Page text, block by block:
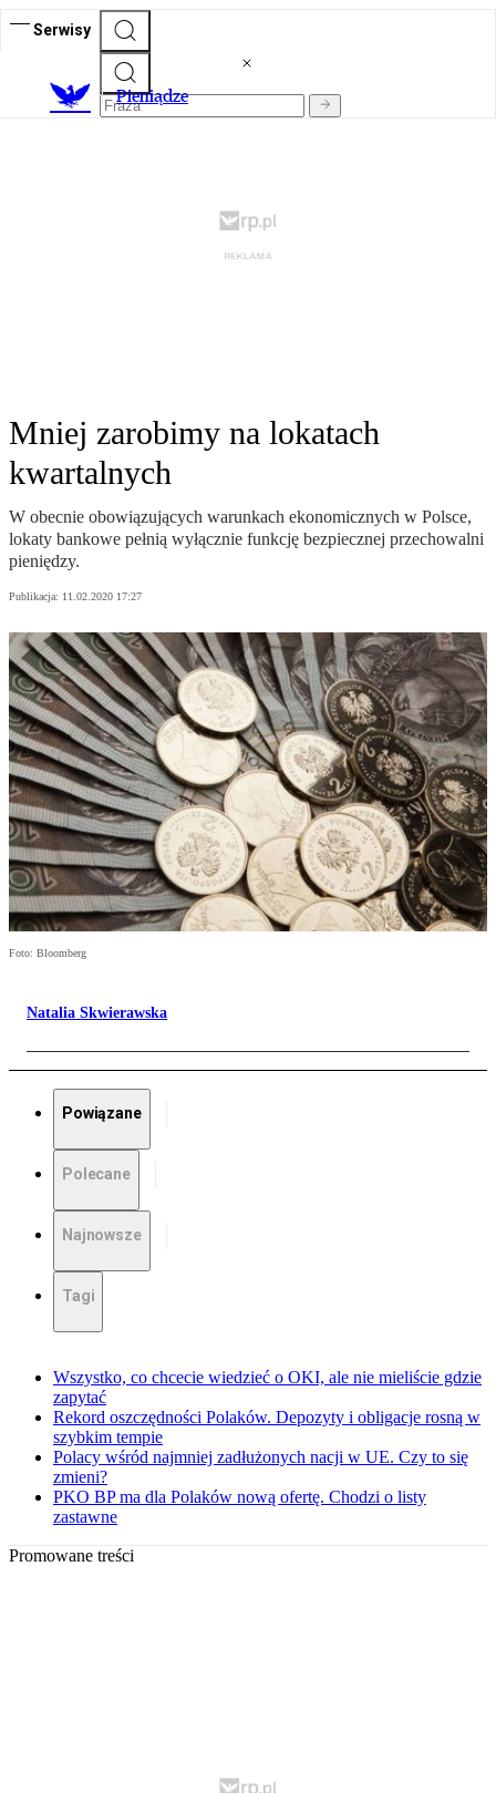
Serwisy
Pieniądze
Mniej zarobimy na lokatach
kwartalnych
W obecnie obowiązujących warunkach ekonomicznych w Polsce,
lokaty bankowe pełnią wyłącznie funkcję bezpiecznej przechowalni
pieniędzy.
Publikacja: 11.02.2020 17:27
Foto: Bloomberg
Natalia Skwierawska
Powiązane
Polecane
Najnowsze
Tagi
Wszystko, co chcecie wiedzieć o OKI, ale nie mieliście gdzie
zapytać
Rekord oszczędności Polaków. Depozyty i obligacje rosną w
szybkim tempie
Polacy wśród najmniej zadłużonych nacji w UE. Czy to się
zmieni?
PKO BP ma dla Polaków nową ofertę. Chodzi o listy
zastawne
Promowane treści